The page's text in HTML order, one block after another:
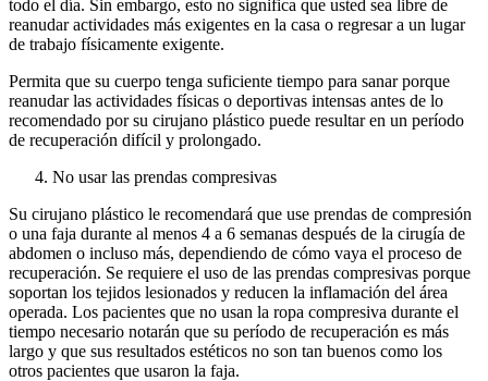
todo el día. Sin embargo, esto no significa que usted sea libre de
reanudar actividades más exigentes en la casa o regresar a un lugar
de trabajo físicamente exigente.
Permita que su cuerpo tenga suficiente tiempo para sanar porque
reanudar las actividades físicas o deportivas intensas antes de lo
recomendado por su cirujano plástico puede resultar en un período
de recuperación difícil y prolongado.
No usar las prendas compresivas
Su cirujano plástico le recomendará que use prendas de compresión
o una faja durante al menos 4 a 6 semanas después de la cirugía de
abdomen o incluso más, dependiendo de cómo vaya el proceso de
recuperación. Se requiere el uso de las prendas compresivas porque
soportan los tejidos lesionados y reducen la inflamación del área
operada. Los pacientes que no usan la ropa compresiva durante el
tiempo necesario notarán que su período de recuperación es más
largo y que sus resultados estéticos no son tan buenos como los
otros pacientes que usaron la faja.